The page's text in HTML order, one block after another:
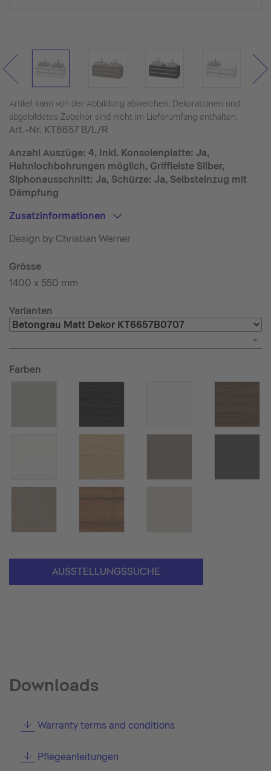
Artikel kann von der Abbildung abweichen. Dekorationen und
abgebildetes Zubehör sind nicht im Lieferumfang enthalten.
Art.-Nr. KT6657 B/L/R
Anzahl Auszüge: 4, Inkl. Konsolenplatte: Ja,
Hahnlochbohrungen möglich, Griffleiste Silber,
Siphonausschnitt: Ja, Schürze: Ja, Selbsteinzug mit
Dämpfung
Zusatzinformationen
Design by Christian Werner
Grösse
1400 x 550 mm
Varianten
Farben
AUSSTELLUNGSSUCHE
Downloads
Warranty terms and conditions
Pflegeanleitungen